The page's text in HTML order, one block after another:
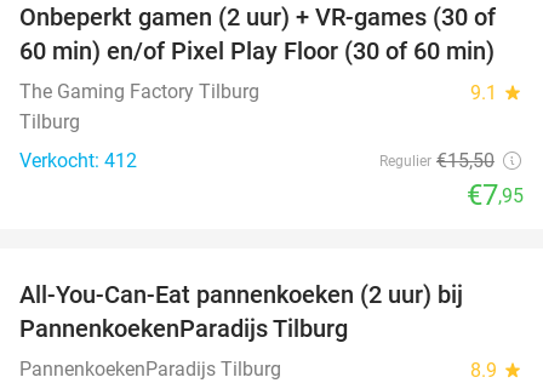
49%
Onbeperkt gamen (2 uur) + VR-games (30 of
60 min) en/of Pixel Play Floor (30 of 60 min)
The Gaming Factory Tilburg 9.1 star
Tilburg
Verkocht: 412
Regulier €15,50
€7,95
All-You-Can-Eat pannenkoeken (2 uur) bij
PannenkoekenParadijs Tilburg
PannenkoekenParadijs Tilburg 8.9 star